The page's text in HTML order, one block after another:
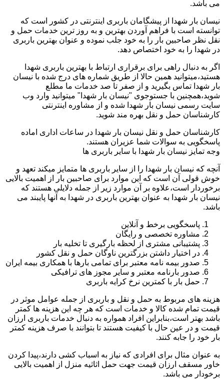
می باشد.
نیسان بار شهدا از پیشگامان باربری اینترنتی در کشور است که
توانسته است با فراهم آوردن بهترین و به روز ترین خدمات حمل و
نقل نظر صاحبین بار را به خود جلب نموده و عنوان بهترین باربری
در شهدا را به خود اختصاص دهد.
اگر به دنبال راهی برای برقراری ارتباط با بهترین باربری شهدا
هستید،میتوانید همین حالا از طریق شماره های درج شده با نیسان
بار شهدا تماس بگیرید و از صفر تا صد خدمات ما مطلع
شوید،همچنین با جستوجوی "نیسان بار شهدا" میتوانید وارد وب
سایت رسمی نیسان بار شهدا شده و از مشاوره اینترنتی
کارشناسان حمل و نقل بهره مند شوید.
کارشناسان حمل و نقل نیسان بار شهدا در ساعات اداری اماده
پاسخگویی به سوالات شما عزیران هستند.
وجه تمایز نیسان بار شهدا با سایر باربری ها
آنچه که نیسان بار شهدا را از سایر باربری ها متمایز میکند تعهد و
خوش قولی آن است که این موارد برای صاحبین بار از اهمیت بالایی
برخوردار است،علاوه بر آن موارد زیر از جمله دلایلی هستند که
نیسان بار شهدا به عنوان بهترین باربری در شهدا به آنها پایبند می
باشد.
پاسخگویی برخط و آنلاین
مشاوره تخصصی و رایگان
پشتیبانی مشتری از لحظه بارگیری تا تخلیه بار
در اختیار داشتن بزرگترین ناوگان حمل و نقل کشور
صدور بیمه نامه معتبر برای تمامی بارها با همکاری بیمه ایران
صدور بارنامه معتبر و سایر مجوز های ترافیکی
حمل بار با کمترین نرخ کرایه باربری
هزینه های مربوط به حمل و نقل و باربری از جمله عوامل موثر در
قیمت تمام شده کالا و خدمات است که هر چه این هزینه ها کمتر
باشد بهتر است،بنابراین افراد همواره به دنبال خدمات باربری ارزان
قیمت و در عین حال با کیفیت هستند تا بتوانند با صرف هزینه کمتر
بار خود را جابه کنند.
به عنوان مثال برای افرادی که نیاز به اسباب کشی دارند،پیدا کردن
خاور مسقف ارزان قیمت جهت حمل اثاثیه منزل از اهمیت بالایی
برخودار می باشد.